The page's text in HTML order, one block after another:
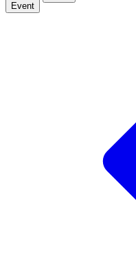
Event